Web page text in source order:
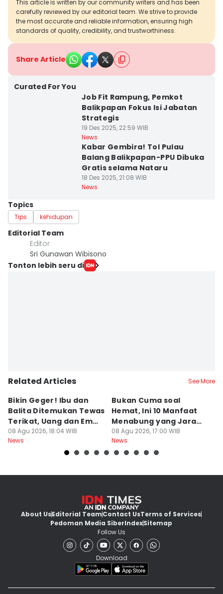
This article is written by our community writers and has been
carefully reviewed by our editorial team. We strive to provide
the most accurate and reliable information, ensuring high
standards of quality, credibility, and trustworthiness.
Share Article
Curated For You
Job Fit Rampung, Pemkot
Balikpapan Fokus Isi Jabatan
Strategis
19 Des 2025, 22:59 WIB
News
Kabar Gembira! Tol Pulau
Balang Balikpapan-PPU Dibuka
Gratis selama Nataru
18 Des 2025, 21:08 WIB
News
Topics
Tips kehidupan
Editorial Team
Editor
Sri Gunawan Wibisono
Tonton lebih seru di
Related Articles See More
Bikin Geger! Ibu dan
Balita Ditemukan Tewas
Terikat, Uang dan Emas
Hilang
08 Agu 2026, 18:04 WIB
News
Bukan Cuma soal
Hemat, Ini 10 Manfaat
Menabung yang Jarang
Disadari
08 Agu 2026, 17:00 WIB
News
About UsEditorial TeamContact UsTerms of Services
Pedoman Media SiberIndexSitemap
Follow Us
Download